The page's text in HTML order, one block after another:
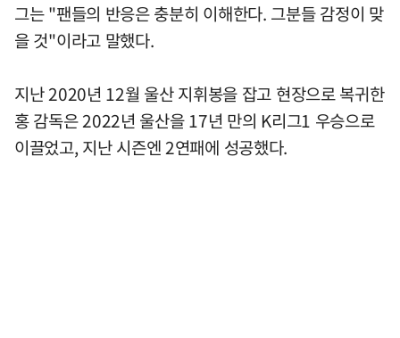
그는 "팬들의 반응은 충분히 이해한다. 그분들 감정이 맞
을 것"이라고 말했다.
지난 2020년 12월 울산 지휘봉을 잡고 현장으로 복귀한
홍 감독은 2022년 울산을 17년 만의 K리그1 우승으로
이끌었고, 지난 시즌엔 2연패에 성공했다.